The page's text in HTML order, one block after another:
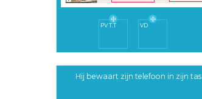
PV T.T VD
Hij bewaart zijn telefoon in zijn tas.